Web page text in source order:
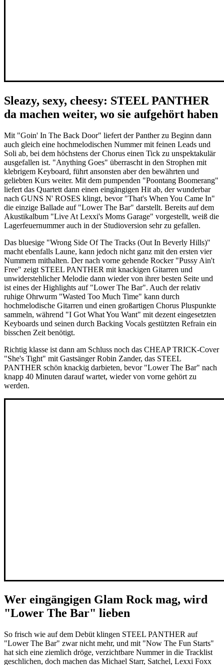
Sleazy, sexy, cheesy: STEEL PANTHER
da machen weiter, wo sie aufgehört haben
Mit "Goin' In The Back Door" liefert der Panther zu Beginn dann
auch gleich eine hochmelodischen Nummer mit feinen Leads und
Soli ab, bei dem höchstens der Chorus einen Tick zu unspektakulär
ausgefallen ist. "Anything Goes" überrascht in den Strophen mit
klebrigem Keyboard, führt ansonsten aber den bewährten und
geliebten Kurs weiter. Mit dem pumpenden "Poontang Boomerang"
liefert das Quartett dann einen eingängigen Hit ab, der wunderbar
nach GUNS N' ROSES klingt, bevor "That's When You Came In"
die einzige Ballade auf "Lower The Bar" darstellt. Bereits auf dem
Akustikalbum "Live At Lexxi's Moms Garage" vorgestellt, weiß die
Lagerfeuernummer auch in der Studioversion sehr zu gefallen.
Das bluesige "Wrong Side Of The Tracks (Out In Beverly Hills)"
macht ebenfalls Laune, kann jedoch nicht ganz mit den ersten vier
Nummern mithalten. Der nach vorne gehende Rocker "Pussy Ain't
Free" zeigt STEEL PANTHER mit knackigen Gitarren und
unwiderstehlicher Melodie dann wieder von ihrer besten Seite und
ist eines der Highlights auf "Lower The Bar". Auch der relativ
ruhige Ohrwurm "Wasted Too Much Time" kann durch
hochmelodische Gitarren und einen großartigen Chorus Pluspunkte
sammeln, während "I Got What You Want" mit dezent eingesetzten
Keyboards und seinen durch Backing Vocals gestützten Refrain ein
bisschen Zeit benötigt.
Richtig klasse ist dann am Schluss noch das CHEAP TRICK-Cover
"She's Tight" mit Gastsänger Robin Zander, das STEEL
PANTHER schön knackig darbieten, bevor "Lower The Bar" nach
knapp 40 Minuten darauf wartet, wieder von vorne gehört zu
werden.
Wer eingängigen Glam Rock mag, wird
"Lower The Bar" lieben
So frisch wie auf dem Debüt klingen STEEL PANTHER auf
"Lower The Bar" zwar nicht mehr, und mit "Now The Fun Starts"
hat sich eine ziemlich dröge, verzichtbare Nummer in die Tracklist
geschlichen, doch machen das Michael Starr, Satchel, Lexxi Foxx